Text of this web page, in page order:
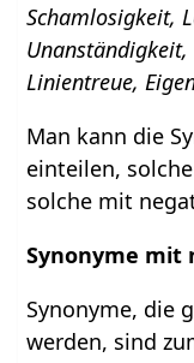
Schamlosigkeit,
Unanständigkeit,
Linientreue,
Man kann die
einteilen,
solche mit
Synonyme mit
Synonyme, die
werden, sind